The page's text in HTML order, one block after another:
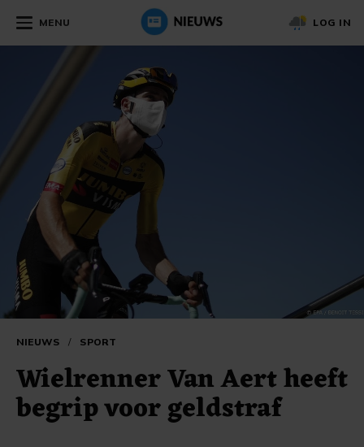
MENU LOG IN
NIEUWS / SPORT
Wielrenner Van Aert heeft
begrip voor geldstraf